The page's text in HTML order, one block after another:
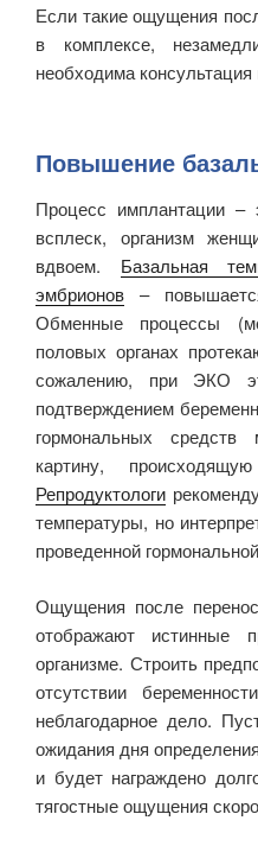
Если такие ощущения
в комплексе,
необходима
Повышение
Процесс имплантации –
всплеск, организм
вдвоем. Базальная
эмбрионов –
Обменные процессы
половых органах
сожалению, при ЭКО
подтверждением
гормональных
картину,
Репродуктологи
температуры, но
проведенной
Ощущения после
отображают истинные
организме. Строить
отсутствии
неблагодарное дело.
ожидания дня
и будет награждено
тягостные ощущения